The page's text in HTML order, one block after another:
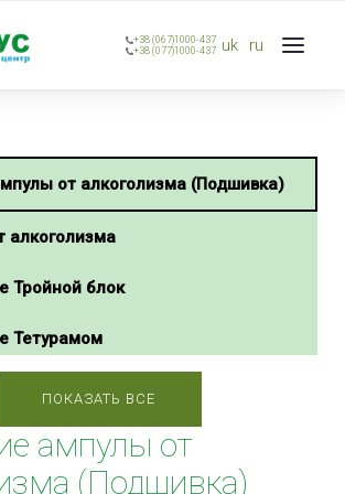
+38 (067)1000-437
+38 (077)1000-437 uk ru
от алкоголизма (Подшивка)
алкоголизма
Тройной блок
Тетурамом
Тетлонгом
Селинкро
ПОКАЗАТЬ ВСЕ
ампулы от
(Подшивка)